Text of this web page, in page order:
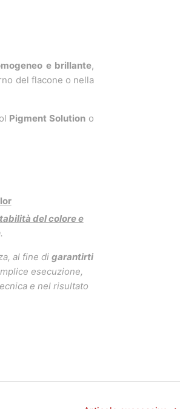
e brillante,
del flacone o nella
Pigment Solution o
del colore e
al fine di garantirti
esecuzione,
e nel risultato